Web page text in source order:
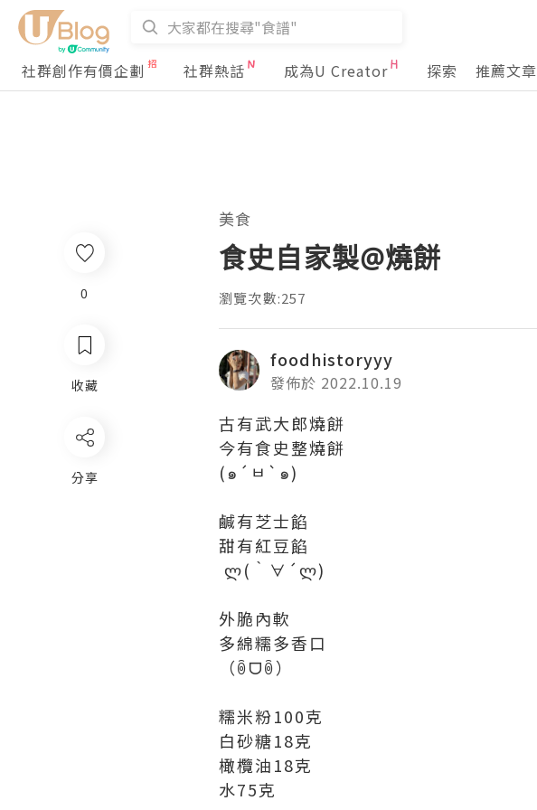
社群創作有價企劃
社群熱話 成為U Creator 探索 推薦文章
美食
食史自家製@燒餅
瀏覽次數:257
foodhistoryyy
發佈於 2022.10.19
古有武大郎燒餅
今有食史整燒餅
(๑´ㅂ`๑)
鹹有芝士餡
甜有紅豆餡
ლ(｀∀´ლ)
外脆內軟
多綿糯多香口
（ꉺᗜꉺ）
糯米粉100克
白砂糖18克
橄欖油18克
水75克
0
收藏
分享